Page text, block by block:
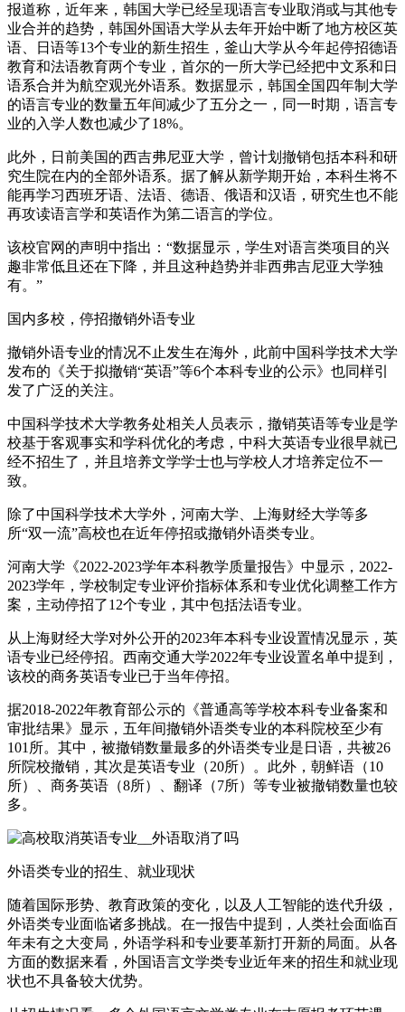
报道称，近年来，韩国大学已经呈现语言专业取消或与其他专
业合并的趋势，韩国外国语大学从去年开始中断了地方校区英
语、日语等13个专业的新生招生，釜山大学从今年起停招德语
教育和法语教育两个专业，首尔的一所大学已经把中文系和日
语系合并为航空观光外语系。数据显示，韩国全国四年制大学
的语言专业的数量五年间减少了五分之一，同一时期，语言专
业的入学人数也减少了18%。
此外，日前美国的西吉弗尼亚大学，曾计划撤销包括本科和研
究生院在内的全部外语系。据了解从新学期开始，本科生将不
能再学习西班牙语、法语、德语、俄语和汉语，研究生也不能
再攻读语言学和英语作为第二语言的学位。
该校官网的声明中指出：“数据显示，学生对语言类项目的兴
趣非常低且还在下降，并且这种趋势并非西弗吉尼亚大学独
有。”
国内多校，停招撤销外语专业
撤销外语专业的情况不止发生在海外，此前中国科学技术大学
发布的《关于拟撤销“英语”等6个本科专业的公示》也同样引
发了广泛的关注。
中国科学技术大学教务处相关人员表示，撤销英语等专业是学
校基于客观事实和学科优化的考虑，中科大英语专业很早就已
经不招生了，并且培养文学学士也与学校人才培养定位不一
致。
除了中国科学技术大学外，河南大学、上海财经大学等多
所“双一流”高校也在近年停招或撤销外语类专业。
河南大学《2022-2023学年本科教学质量报告》中显示，2022-
2023学年，学校制定专业评价指标体系和专业优化调整工作方
案，主动停招了12个专业，其中包括法语专业。
从上海财经大学对外公开的2023年本科专业设置情况显示，英
语专业已经停招。西南交通大学2022年专业设置名单中提到，
该校的商务英语专业已于当年停招。
据2018-2022年教育部公示的《普通高等学校本科专业备案和
审批结果》显示，五年间撤销外语类专业的本科院校至少有
101所。其中，被撤销数量最多的外语类专业是日语，共被26
所院校撤销，其次是英语专业（20所）。此外，朝鲜语（10
所）、商务英语（8所）、翻译（7所）等专业被撤销数量也较
多。
外语类专业的招生、就业现状
随着国际形势、教育政策的变化，以及人工智能的迭代升级，
外语类专业面临诸多挑战。在一报告中提到，人类社会面临百
年未有之大变局，外语学科和专业要革新打开新的局面。从各
方面的数据来看，外国语言文学类专业近年来的招生和就业现
状也不具备较大优势。